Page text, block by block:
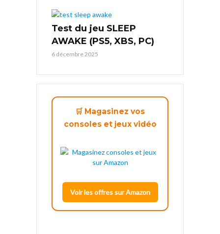
Test du jeu SLEEP
AWAKE (PS5, XBS, PC)
6 décembre 2025
🛒 Magasinez vos
consoles et jeux vidéo
Voir les offres sur Amazon